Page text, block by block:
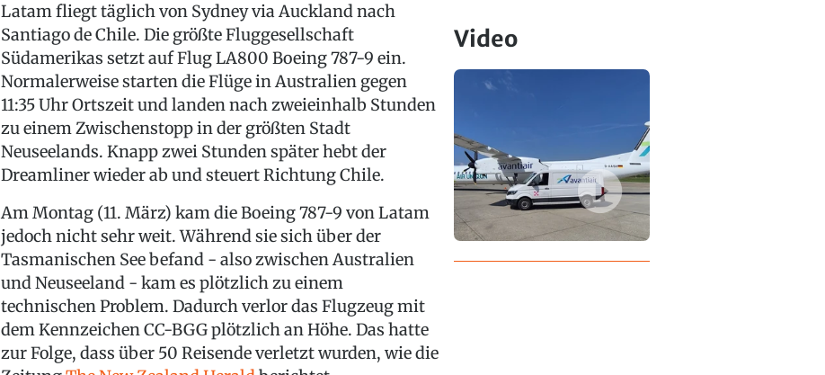
Latam fliegt täglich von Sydney via Auckland nach
Santiago de Chile. Die größte Fluggesellschaft
Südamerikas setzt auf Flug LA800 Boeing 787-9 ein.
Normalerweise starten die Flüge in Australien gegen
11:35 Uhr Ortszeit und landen nach zweieinhalb Stunden
zu einem Zwischenstopp in der größten Stadt
Neuseelands. Knapp zwei Stunden später hebt der
Dreamliner wieder ab und steuert Richtung Chile.
Am Montag (11. März) kam die Boeing 787-9 von Latam
jedoch nicht sehr weit. Während sie sich über der
Tasmanischen See befand - also zwischen Australien
und Neuseeland - kam es plötzlich zu einem
technischen Problem. Dadurch verlor das Flugzeug mit
dem Kennzeichen CC-BGG plötzlich an Höhe. Das hatte
zur Folge, dass über 50 Reisende verletzt wurden, wie die
Video